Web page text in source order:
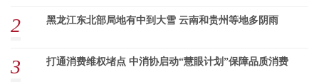
2 黑龙江东北部局地有中到大雪 云南和贵州等地多阴雨
3 打通消费维权堵点 中消协启动“慧眼计划”保障品质消费